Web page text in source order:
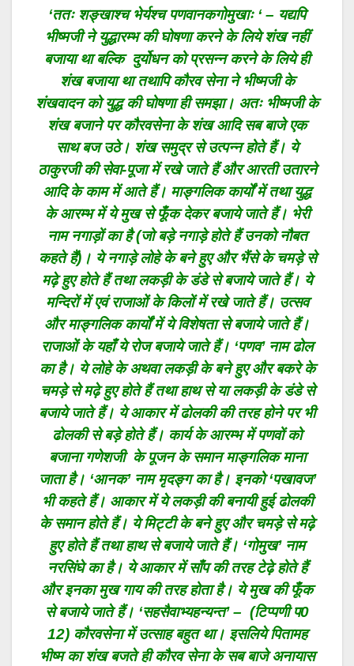
‘ततः शङ्खाश्च भेर्यश्च पणवानकगोमुखाः ‘ – यद्यपि
भीष्मजी ने युद्धारम्भ की घोषणा करने के लिये शंख नहीं
बजाया था बल्कि दुर्योधन को प्रसन्न करने के लिये ही
शंख बजाया था तथापि कौरव सेना ने भीष्मजी के
शंखवादन को युद्ध की घोषणा ही समझा। अतः भीष्मजी के
शंख बजाने पर कौरवसेना के शंख आदि सब बाजे एक
साथ बज उठे। शंख समुद्र से उत्पन्न होते हैं। ये
ठाकुरजी की सेवा-पूजा में रखे जाते हैं और आरती उतारने
आदि के काम में आते हैं। माङ्गलिक कार्यों में तथा युद्ध
के आरम्भ में ये मुख से फूँक देकर बजाये जाते हैं। भेरी
नाम नगाड़ों का है (जो बड़े नगाड़े होते हैं उनको नौबत
कहते हैं)। ये नगाड़े लोहे के बने हुए और भैंसे के चमड़े से
मढ़े हुए होते हैं तथा लकड़ी के डंडे से बजाये जाते हैं। ये
मन्दिरों में एवं राजाओं के किलों में रखे जाते हैं। उत्सव
और माङ्गलिक कार्यों में ये विशेषता से बजाये जाते हैं।
राजाओं के यहाँ ये रोज बजाये जाते हैं। ‘पणव’ नाम ढोल
का है। ये लोहे के अथवा लकड़ी के बने हुए और बकरे के
चमड़े से मढ़े हुए होते हैं तथा हाथ से या लकड़ी के डंडे से
बजाये जाते हैं। ये आकार में ढोलकी की तरह होने पर भी
ढोलकी से बड़े होते हैं। कार्य के आरम्भ में पणवों को
बजाना गणेशजी के पूजन के समान माङ्गलिक माना
जाता है। ‘आनक’ नाम मृदङ्ग का है। इनको ‘पखावज’
भी कहते हैं। आकार में ये लकड़ी की बनायी हुई ढोलकी
के समान होते हैं। ये मिट्टी के बने हुए और चमड़े से मढ़े
हुए होते हैं तथा हाथ से बजाये जाते हैं। ‘गोमुख’ नाम
नरसिंघे का है। ये आकार में साँप की तरह टेढ़े होते हैं
और इनका मुख गाय की तरह होता है। ये मुख की फूँक
से बजाये जाते हैं। ‘सहसैवाभ्यहन्यन्त’ – (टिप्पणी प0
12) कौरवसेना में उत्साह बहुत था। इसलिये पितामह
भीष्म का शंख बजते ही कौरव सेना के सब बाजे अनायास